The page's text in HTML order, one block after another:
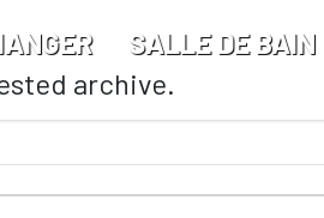
SALLE DE BAIN
archive.